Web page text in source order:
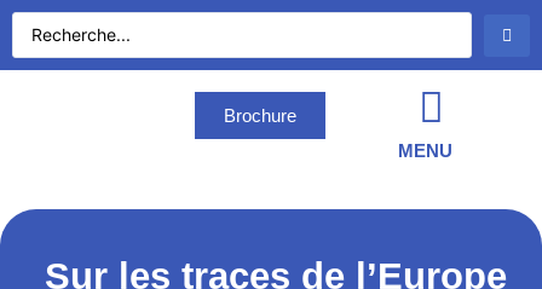
Brochure
MENU
Sur les traces de l’Europe